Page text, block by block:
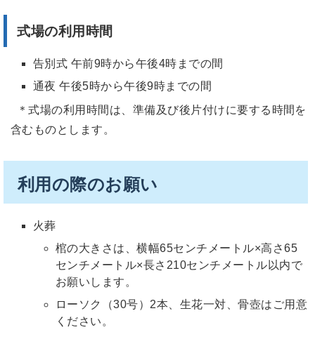
式場の利用時間
告別式 午前9時から午後4時までの間
通夜 午後5時から午後9時までの間
＊式場の利用時間は、準備及び後片付けに要する時間を
含むものとします。
利用の際のお願い
火葬
棺の大きさは、横幅65センチメートル×高さ65
センチメートル×長さ210センチメートル以内で
お願いします。
ローソク（30号）2本、生花一対、骨壺はご用意
ください。